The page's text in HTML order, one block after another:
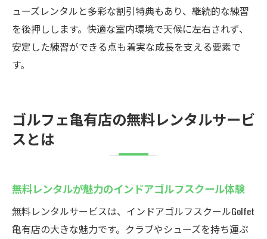
ューズレンタルと多彩な割引特典もあり、継続的な練習
を後押しします。快適な室内環境で天候に左右されず、
安定した練習ができる点も着実な成長を支える要素で
す。
ゴルフェ亀有店の無料レンタルサービ
スとは
無料レンタルが魅力のインドアゴルフスクール体験
無料レンタルサービスは、インドアゴルフスクールGolfet
亀有店の大きな魅力です。クラブやシューズを持ち運ぶ